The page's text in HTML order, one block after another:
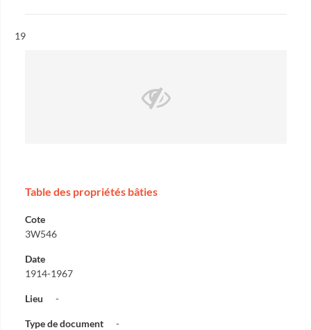
Résultat n°
19
Table des propriétés bâties
Cote
3W546
Date
1914-1967
Lieu -
Type de document -